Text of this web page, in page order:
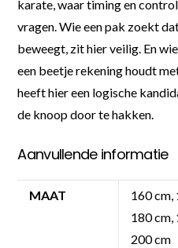
karate, waar timing en
vragen. Wie een pak zoekt
beweegt, zit hier veilig. En
een beetje rekening houdt
heeft hier een logische
de knoop door te hakken.
Aanvullende informatie
MAAT
160 cm,
180 cm,
200 cm